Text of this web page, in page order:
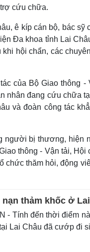
cứu chữa.
ê kíp cán bộ, bác
Đa khoa tỉnh Lai
hội chẩn, các
của Bộ Giao thông
nhân đang cứu chữa
và đoàn công tác
người bị thương, hiện
thông - Vận tải,
chức thăm hỏi, động
nạn thảm khốc ở
- Tính đến thời điểm
Lai Châu đã cướp đi